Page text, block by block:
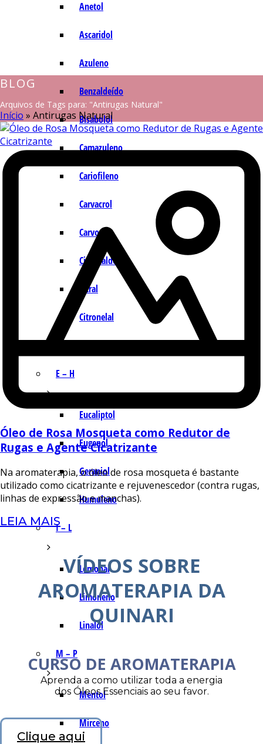
Anetol
Ascaridol
Azuleno
Benzaldeído
Bisabolol
Camazuleno
Cariofileno
Carvacrol
Carvona
Cinamaldeído
Citral
Citronelal
E – H
Eucaliptol
Eugenol
Geraniol
Humuleno
I – L
Lemonal
Limoneno
Linalol
M – P
Mentol
Mirceno
BLOG
Arquivos de Tags para: "Antirugas Natural"
Início » Antirugas Natural
Óleo de Rosa Mosqueta como Redutor de
Rugas e Agente Cicatrizante
Na aromaterapia, o óleo de rosa mosqueta é bastante
utilizado como cicatrizante e rejuvenescedor (contra rugas,
linhas de expressão e manchas).
LEIA MAIS
VÍDEOS SOBRE
AROMATERAPIA DA
QUINARI
CURSO DE AROMATERAPIA
Aprenda a como utilizar toda a energia
dos Óleos Essenciais ao seu favor.
Clique aqui